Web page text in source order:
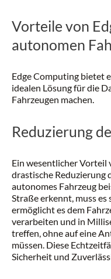
Vorteile von
autonomen
Edge Computing bietet
idealen Lösung für die
Fahrzeugen machen.
Reduzierung
Ein wesentlicher Vorteil
drastische Reduzierung
autonomes Fahrzeug
Straße erkennt, muss
ermöglicht es dem
verarbeiten und in
treffen, ohne auf eine
müssen. Diese
Sicherheit und